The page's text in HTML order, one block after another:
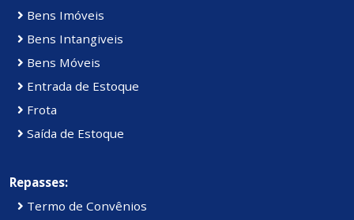
Bens Imóveis
Bens Intangiveis
Bens Móveis
Entrada de Estoque
Frota
Saída de Estoque
Repasses:
Termo de Convênios